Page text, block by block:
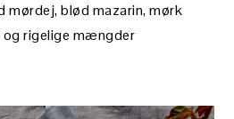
mørdej, blød mazarin, mørk
rigelige mængder